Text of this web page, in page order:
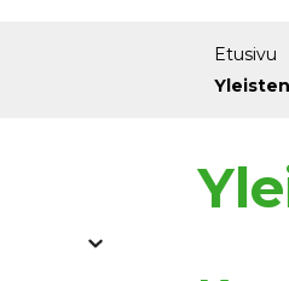
Etusivu